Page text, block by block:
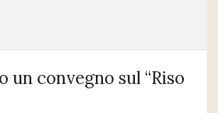
un convegno sul “Riso